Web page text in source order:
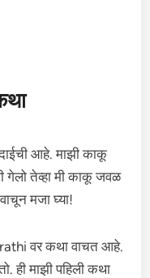
आहे. माझी काकू
गेलो तेव्हा मी काकू जवळ
मजा घ्या!
वर कथा वाचत आहे.
ही माझी पहिली कथा